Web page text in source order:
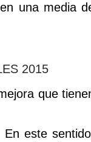
una media
que
este